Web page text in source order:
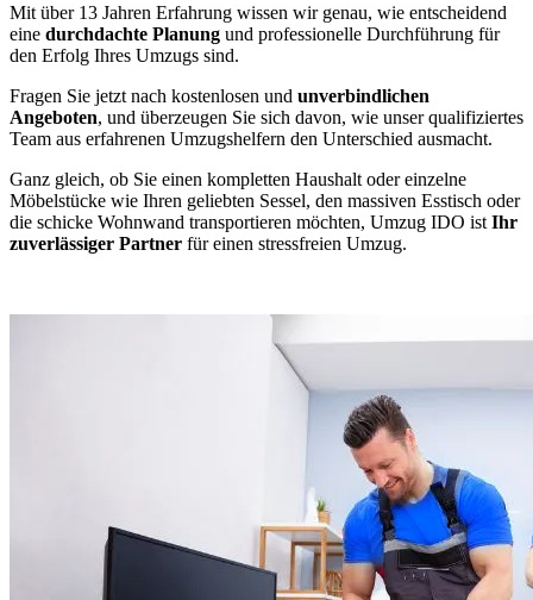
Mit über 13 Jahren Erfahrung wissen wir genau, wie entscheidend
eine durchdachte Planung und professionelle Durchführung für
den Erfolg Ihres Umzugs sind.
Fragen Sie jetzt nach kostenlosen und unverbindlichen
Angeboten, und überzeugen Sie sich davon, wie unser qualifiziertes
Team aus erfahrenen Umzugshelfern den Unterschied ausmacht.
Ganz gleich, ob Sie einen kompletten Haushalt oder einzelne
Möbelstücke wie Ihren geliebten Sessel, den massiven Esstisch oder
die schicke Wohnwand transportieren möchten, Umzug IDO ist Ihr
zuverlässiger Partner für einen stressfreien Umzug.